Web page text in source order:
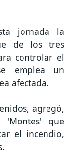
jornada la
de los tres
controlar el
emplea un
afectada.
agregó,
'Montes' que
el incendio,